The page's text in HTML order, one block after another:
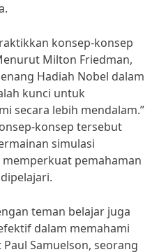
konsep-konsep
Milton Friedman,
Hadiah Nobel dalam
kunci untuk
secara lebih mendalam.”
konsep tersebut
simulasi
pemahaman
teman belajar juga
dalam memahami
Samuelson, seorang